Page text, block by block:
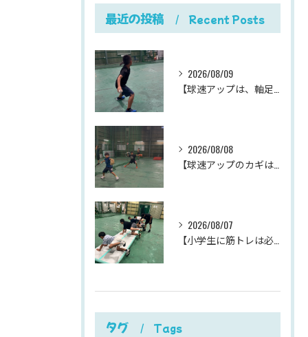
最近の投稿 Recent Posts
2026/08/09
【球速アップは、軸足のパワーポジションから。
2026/08/08
【球速アップのカギは、下半身の体重移動。
2026/08/07
【小学生に筋トレは必要？】
タグ Tags